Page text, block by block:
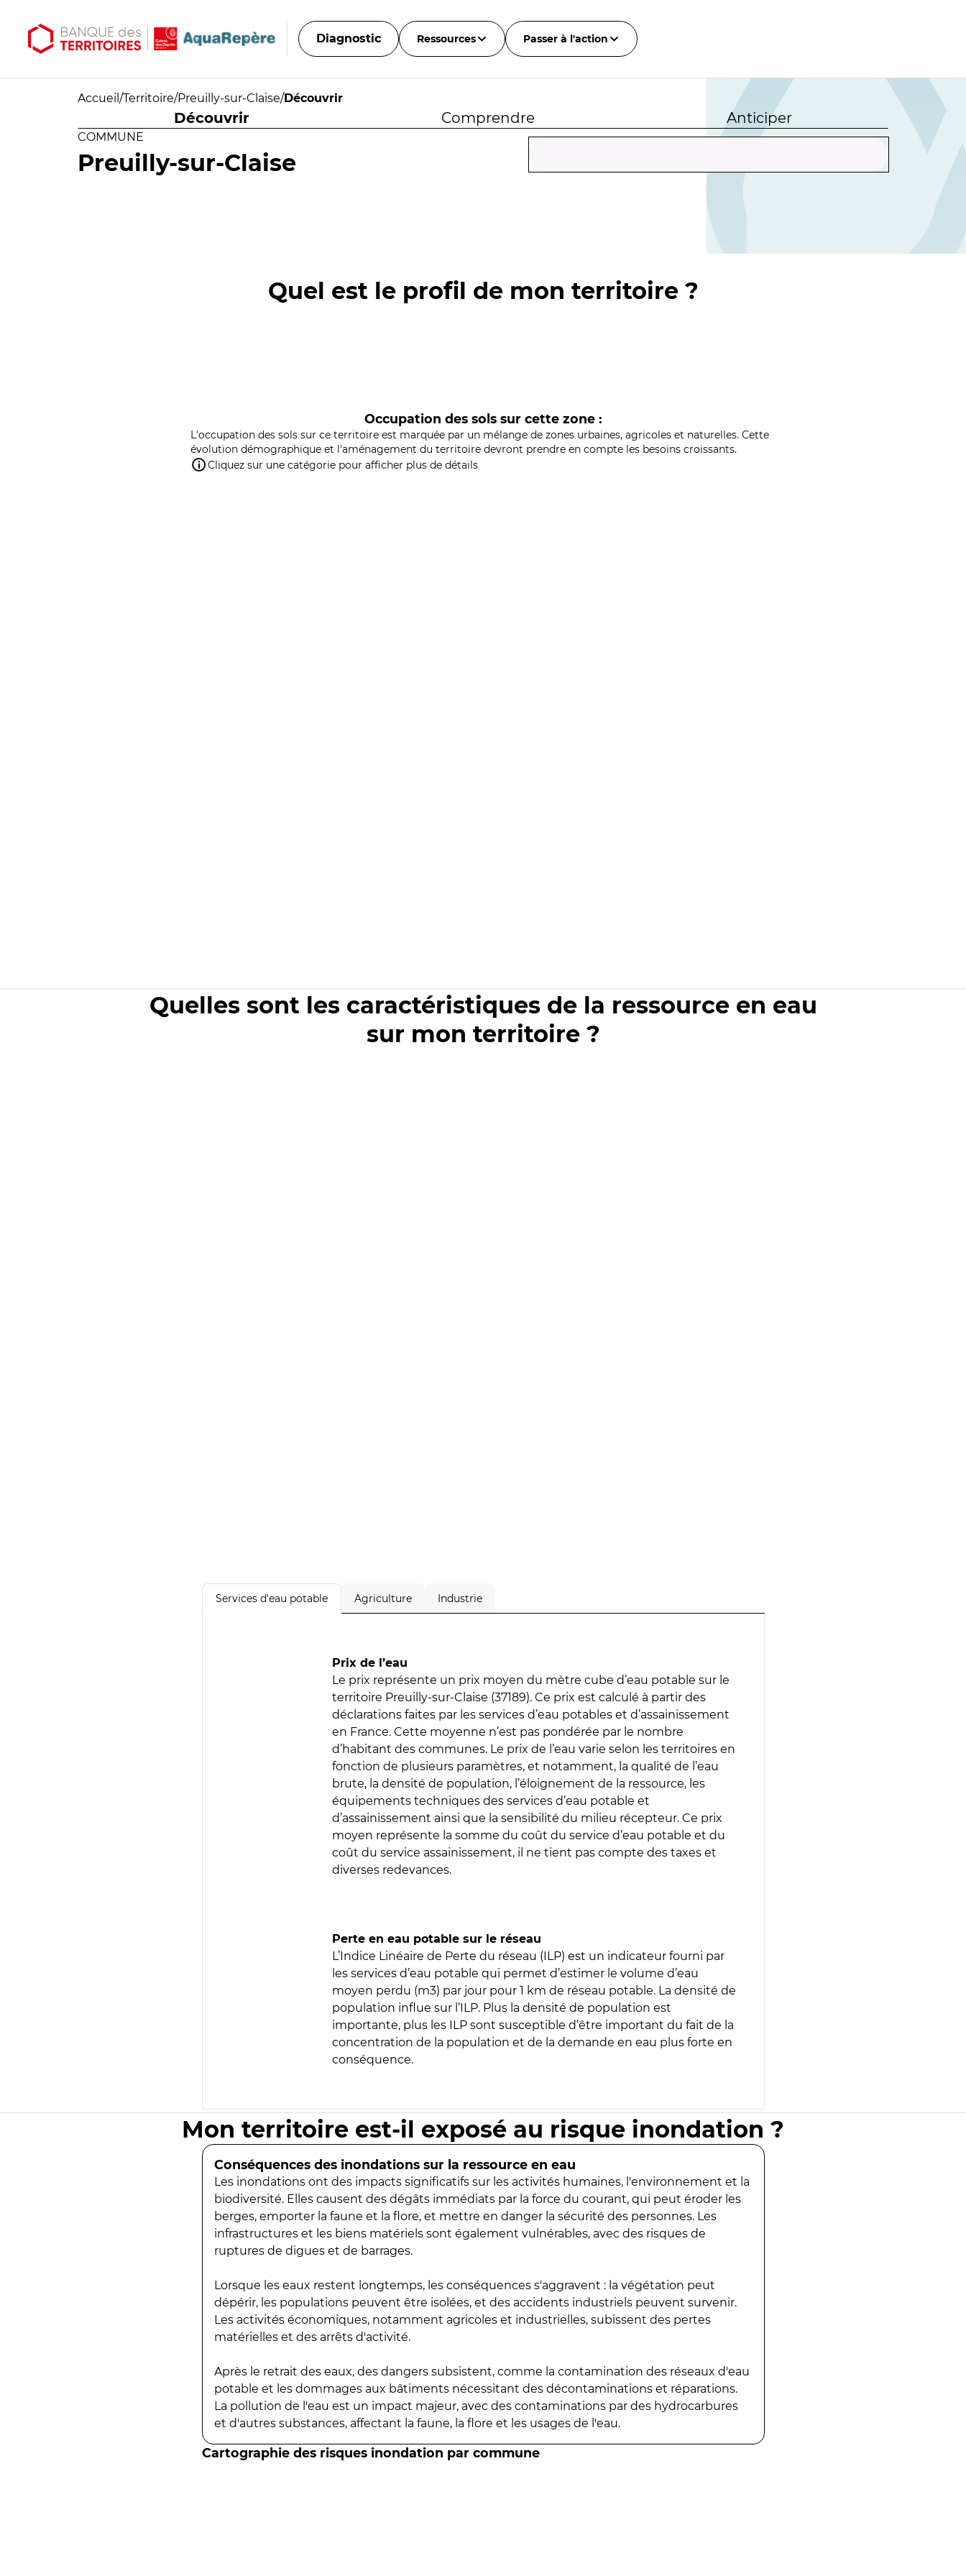
Diagnostic Ressources Passer à l'action
Accueil /Territoire/Preuilly-sur-Claise/Découvrir
Découvrir Comprendre Anticiper
COMMUNE
Preuilly-sur-Claise
Quel est le profil de mon territoire ?
Occupation des sols sur cette zone :
L'occupation des sols sur ce territoire est marquée par un mélange de zones urbaines, agricoles et naturelles. Cette
évolution démographique et l'aménagement du territoire devront prendre en compte les besoins croissants.
Cliquez sur une catégorie pour afficher plus de détails
Quelles sont les caractéristiques de la ressource en eau
sur mon territoire ?
Services d'eau potable Agriculture Industrie
Prix de l’eau
Le prix représente un prix moyen du mètre cube d’eau potable sur le
territoire Preuilly-sur-Claise (37189). Ce prix est calculé à partir des
déclarations faites par les services d’eau potables et d’assainissement
en France. Cette moyenne n’est pas pondérée par le nombre
d’habitant des communes. Le prix de l’eau varie selon les territoires en
fonction de plusieurs paramètres, et notamment, la qualité de l’eau
brute, la densité de population, l’éloignement de la ressource, les
équipements techniques des services d’eau potable et
d’assainissement ainsi que la sensibilité du milieu récepteur. Ce prix
moyen représente la somme du coût du service d’eau potable et du
coût du service assainissement, il ne tient pas compte des taxes et
diverses redevances.
Perte en eau potable sur le réseau
L’Indice Linéaire de Perte du réseau (ILP) est un indicateur fourni par
les services d’eau potable qui permet d’estimer le volume d’eau
moyen perdu (m3) par jour pour 1 km de réseau potable. La densité de
population influe sur l’ILP. Plus la densité de population est
importante, plus les ILP sont susceptible d’être important du fait de la
concentration de la population et de la demande en eau plus forte en
conséquence.
Mon territoire est-il exposé au risque inondation ?
Conséquences des inondations sur la ressource en eau
Les inondations ont des impacts significatifs sur les activités humaines, l'environnement et la
biodiversité. Elles causent des dégâts immédiats par la force du courant, qui peut éroder les
berges, emporter la faune et la flore, et mettre en danger la sécurité des personnes. Les
infrastructures et les biens matériels sont également vulnérables, avec des risques de
ruptures de digues et de barrages.
Lorsque les eaux restent longtemps, les conséquences s'aggravent : la végétation peut
dépérir, les populations peuvent être isolées, et des accidents industriels peuvent survenir.
Les activités économiques, notamment agricoles et industrielles, subissent des pertes
matérielles et des arrêts d'activité.
Après le retrait des eaux, des dangers subsistent, comme la contamination des réseaux d'eau
potable et les dommages aux bâtiments nécessitant des décontaminations et réparations.
La pollution de l'eau est un impact majeur, avec des contaminations par des hydrocarbures
et d'autres substances, affectant la faune, la flore et les usages de l'eau.
Cartographie des risques inondation par commune